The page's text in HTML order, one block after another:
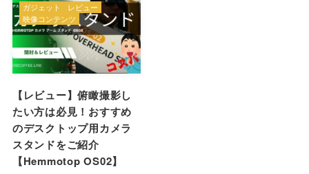
【レビュー】俯瞰撮影し
たい方は必見！おすすめ
のデスクトップ用カメラ
スタンドをご紹介
【Hemmotop OS02】
ガジェット
レビュー
映像コンテンツ